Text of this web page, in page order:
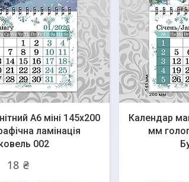
А6 міні 145х200
ламінація
002
18 ₴
Календар
мм